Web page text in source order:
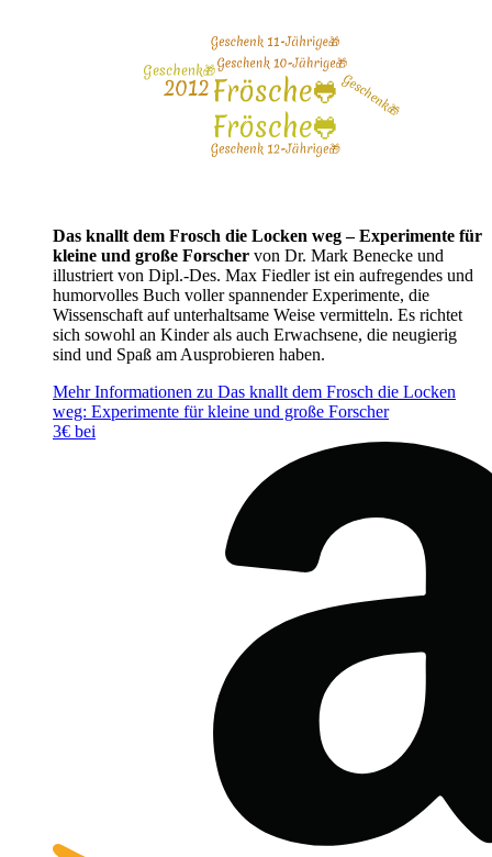
Das knallt dem Frosch die Locken weg – Experimente für
kleine und große Forscher von Dr. Mark Benecke und
illustriert von Dipl.-Des. Max Fiedler ist ein aufregendes und
humorvolles Buch voller spannender Experimente, die
Wissenschaft auf unterhaltsame Weise vermitteln. Es richtet
sich sowohl an Kinder als auch Erwachsene, die neugierig
sind und Spaß am Ausprobieren haben.
Mehr Informationen zu Das knallt dem Frosch die Locken
weg: Experimente für kleine und große Forscher
3€ bei